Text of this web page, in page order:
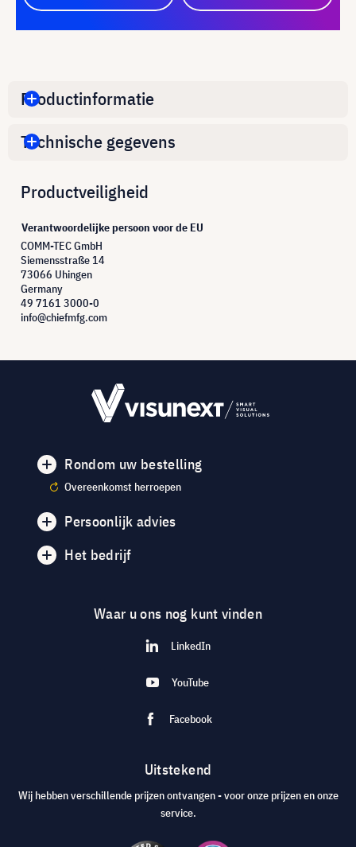
Productinformatie
Technische gegevens
Productveiligheid
Verantwoordelijke persoon voor de EU
COMM-TEC GmbH
Siemensstraße 14
73066 Uhingen
Germany
49 7161 3000-0
info@chiefmfg.com
Rondom uw bestelling
Overeenkomst herroepen
Persoonlijk advies
Het bedrijf
Waar u ons nog kunt vinden
LinkedIn
YouTube
Facebook
Uitstekend
Wij hebben verschillende prijzen ontvangen - voor onze prijzen en onze
service.